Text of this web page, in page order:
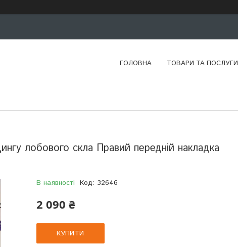
ГОЛОВНА ТОВАРИ ТА ПОСЛУГИ
лобового скла Правий передній накладка
В наявності Код: 32646
2 090 ₴
КУПИТИ